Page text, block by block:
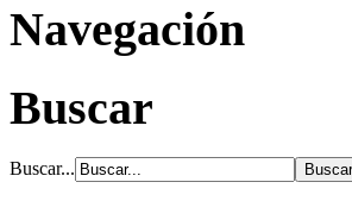
Navegación
Buscar
Buscar...